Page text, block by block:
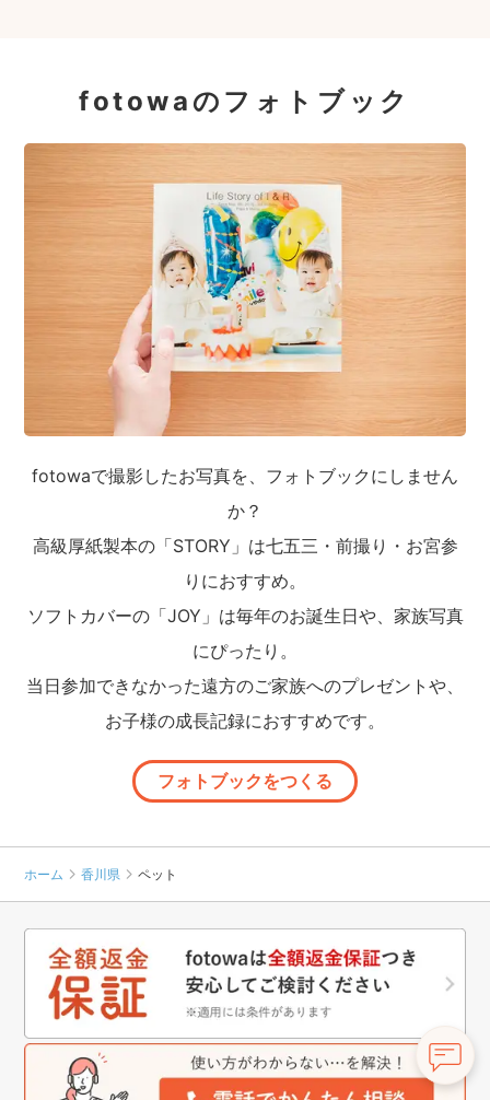
fotowaのフォトブック
fotowaで撮影したお写真を、フォトブックにしません
か？
高級厚紙製本の「STORY」は七五三・前撮り・お宮参
りにおすすめ。
ソフトカバーの「JOY」は毎年のお誕生日や、家族写真
にぴったり。
当日参加できなかった遠方のご家族へのプレゼントや、
お子様の成長記録におすすめです。
フォトブックをつくる
ホーム 香川県 ペット